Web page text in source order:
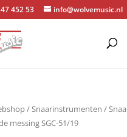
452 53 info@wolvemusic.nl
/Snaarinstrumenten /
messing SGC-51/19